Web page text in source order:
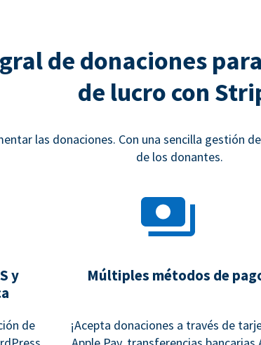
de donaciones
de lucro con
las donaciones. Con una sencilla gestión
de los donantes.
y
de
Múltiples métodos de
¡Acepta donaciones a través de